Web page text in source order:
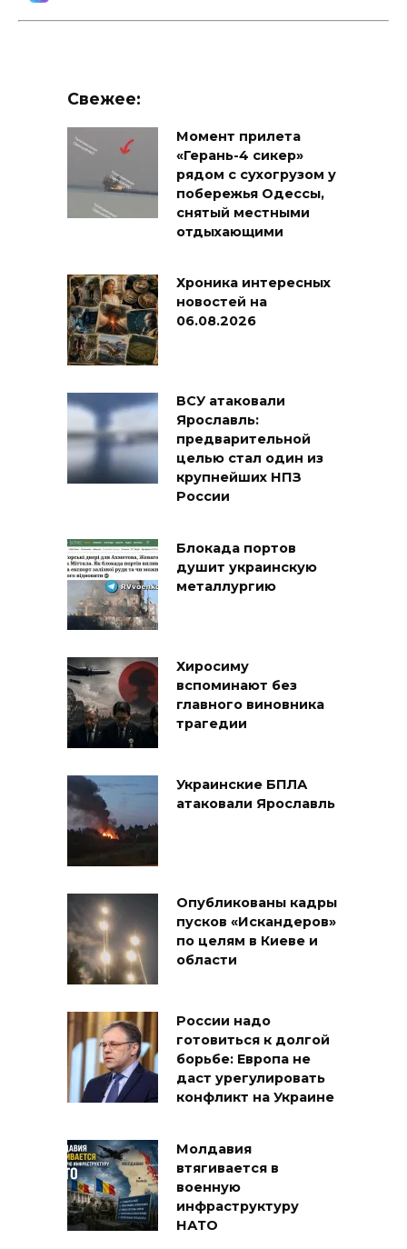
Свежее:
Момент прилета
«Герань-4 сикер»
рядом с сухогрузом у
побережья Одессы,
снятый местными
отдыхающими
Хроника интересных
новостей на
06.08.2026
ВСУ атаковали
Ярославль:
предварительной
целью стал один из
крупнейших НПЗ
России
Блокада портов
душит украинскую
металлургию
Хиросиму
вспоминают без
главного виновника
трагедии
Украинские БПЛА
атаковали Ярославль
Опубликованы кадры
пусков «Искандеров»
по целям в Киеве и
области
России надо
готовиться к долгой
борьбе: Европа не
даст урегулировать
конфликт на Украине
Молдавия
втягивается в
военную
инфраструктуру
НАТО